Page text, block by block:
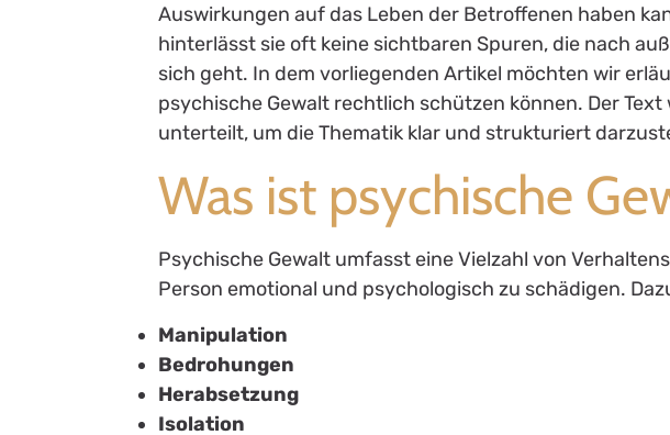
Auswirkungen auf das Leben der Betroffenen haben
hinterlässt sie oft keine sichtbaren Spuren, die nach
sich geht. In dem vorliegenden Artikel möchten wir
psychische Gewalt rechtlich schützen können. Der
unterteilt, um die Thematik klar und strukturiert
Was ist psychische
Psychische Gewalt umfasst eine Vielzahl von
Person emotional und psychologisch zu schädigen.
Manipulation
Bedrohungen
Herabsetzung
Isolation